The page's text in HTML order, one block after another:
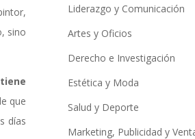
sino
que
días
Liderazgo y Comunicación
Artes y Oficios
Derecho e Investigación
Estética y Moda
Salud y Deporte
Marketing, Publicidad y